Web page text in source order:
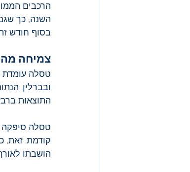
הרכבים
השנה, כך שגם
בסוף חודש
צמיחה
טסלה עומדת
ובברלין.
התוצאות
קודמת. זאת,
הושבתו